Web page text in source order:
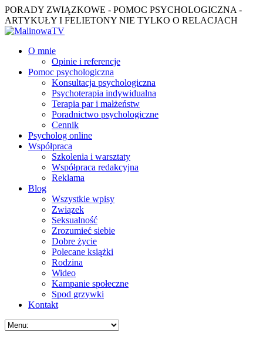
PORADY ZWIĄZKOWE - POMOC PSYCHOLOGICZNA -
ARTYKUŁY I FELIETONY NIE TYLKO O RELACJACH
O mnie
Opinie i referencje
Pomoc psychologiczna
Konsultacja psychologiczna
Psychoterapia indywidualna
Terapia par i małżeństw
Poradnictwo psychologiczne
Cennik
Psycholog online
Współpraca
Szkolenia i warsztaty
Współpraca redakcyjna
Reklama
Blog
Wszystkie wpisy
Związek
Seksualność
Zrozumieć siebie
Dobre życie
Polecane książki
Rodzina
Wideo
Kampanie społeczne
Spod grzywki
Kontakt